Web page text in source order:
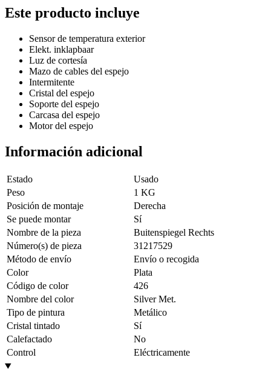
Este producto incluye
Sensor de temperatura exterior
Elekt. inklapbaar
Luz de cortesía
Mazo de cables del espejo
Intermitente
Cristal del espejo
Soporte del espejo
Carcasa del espejo
Motor del espejo
Información adicional
Estado
Usado
Peso
1 KG
Posición de montaje
Derecha
Se puede montar
Sí
Nombre de la pieza
Buitenspiegel Rechts
Número(s) de pieza
31217529
Método de envío
Envío o recogida
Color
Plata
Código de color
426
Nombre del color
Silver Met.
Tipo de pintura
Metálico
Cristal tintado
Sí
Calefactado
No
Control
Eléctricamente